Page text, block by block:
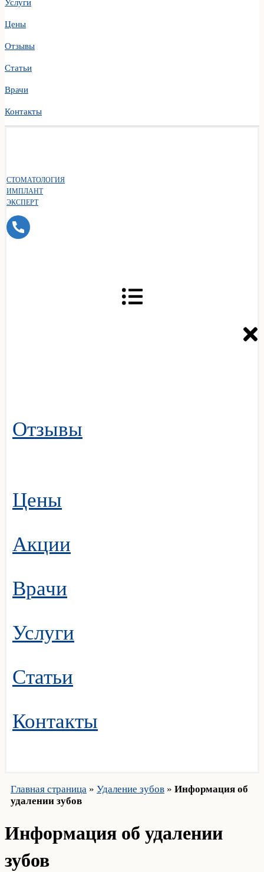
Услуги
Цены
Отзывы
Статьи
Врачи
Контакты
СТОМАТОЛОГИЯ
ИМПЛАНТ
ЭКСПЕРТ
Отзывы
Цены
Акции
Врачи
Услуги
Статьи
Контакты
Главная страница » Удаление зубов » Информация об
удалении зубов
Информация об удалении
зубов